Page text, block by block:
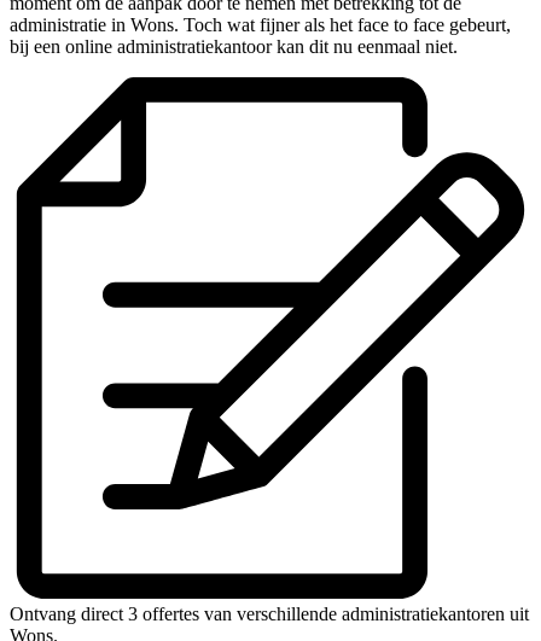
administratie in Wons. Toch wat fijner als het face to face gebeurt,
bij een online administratiekantoor kan dit nu eenmaal niet.
Ontvang direct 3 offertes van verschillende administratiekantoren uit
Wons.